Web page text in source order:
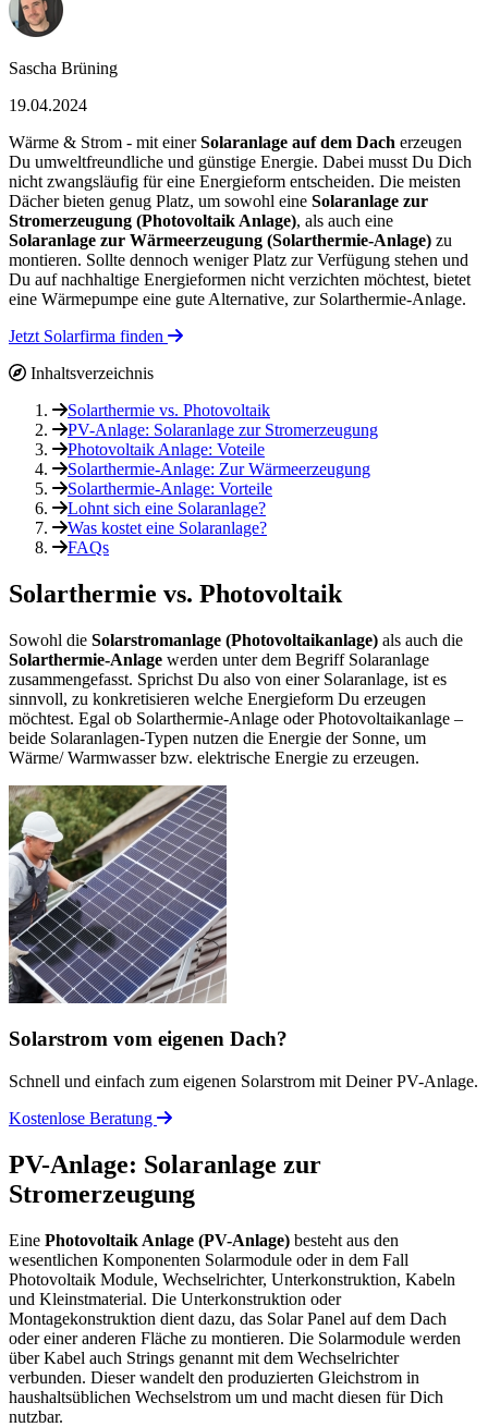
Sascha Brüning
19.04.2024
Wärme & Strom - mit einerSolaranlage auf dem Dach erzeugen
Du umweltfreundliche und günstige Energie. Dabei musst Du Dich
nicht zwangsläufig für eine Energieform entscheiden. Die meisten
Dächer bieten genug Platz, um sowohl eine Solaranlage zur
Stromerzeugung (Photovoltaik Anlage), als auch eine
Solaranlage zur Wärmeerzeugung (Solarthermie-Anlage) zu
montieren. Sollte dennoch weniger Platz zur Verfügung stehen und
Du auf nachhaltige Energieformen nicht verzichten möchtest, bietet
eine Wärmepumpe eine gute Alternative, zur Solarthermie-Anlage.
Jetzt Solarfirma finden
Inhaltsverzeichnis
Solarthermie vs. Photovoltaik
PV-Anlage: Solaranlage zur Stromerzeugung
Photovoltaik Anlage: Voteile
Solarthermie-Anlage: Zur Wärmeerzeugung
Solarthermie-Anlage: Vorteile
Lohnt sich eine Solaranlage?
Was kostet eine Solaranlage?
FAQs
Solarthermie vs. Photovoltaik
Sowohl die Solarstromanlage (Photovoltaikanlage) als auch die
Solarthermie-Anlage werden unter dem Begriff Solaranlage
zusammengefasst. Sprichst Du also von einer Solaranlage, ist es
sinnvoll, zu konkretisieren welche Energieform Du erzeugen
möchtest. Egal ob Solarthermie-Anlage oder Photovoltaikanlage –
beide Solaranlagen-Typen nutzen die Energie der Sonne, um
Wärme/ Warmwasser bzw. elektrische Energie zu erzeugen.
Solarstrom vom eigenen Dach?
Schnell und einfach zum eigenen Solarstrom mit Deiner PV-Anlage.
Kostenlose Beratung
PV-Anlage: Solaranlage zur
Stromerzeugung
Eine Photovoltaik Anlage (PV-Anlage) besteht aus den
wesentlichen Komponenten Solarmodule oder in dem Fall
Photovoltaik Module, Wechselrichter, Unterkonstruktion, Kabeln
und Kleinstmaterial. Die Unterkonstruktion oder
Montagekonstruktion dient dazu, das Solar Panel auf dem Dach
oder einer anderen Fläche zu montieren. Die Solarmodule werden
über Kabel auch Strings genannt mit dem Wechselrichter
verbunden. Dieser wandelt den produzierten Gleichstrom in
haushaltsüblichen Wechselstrom um und macht diesen für Dich
nutzbar.